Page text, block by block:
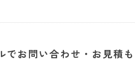
でお問い合わせ・お見積